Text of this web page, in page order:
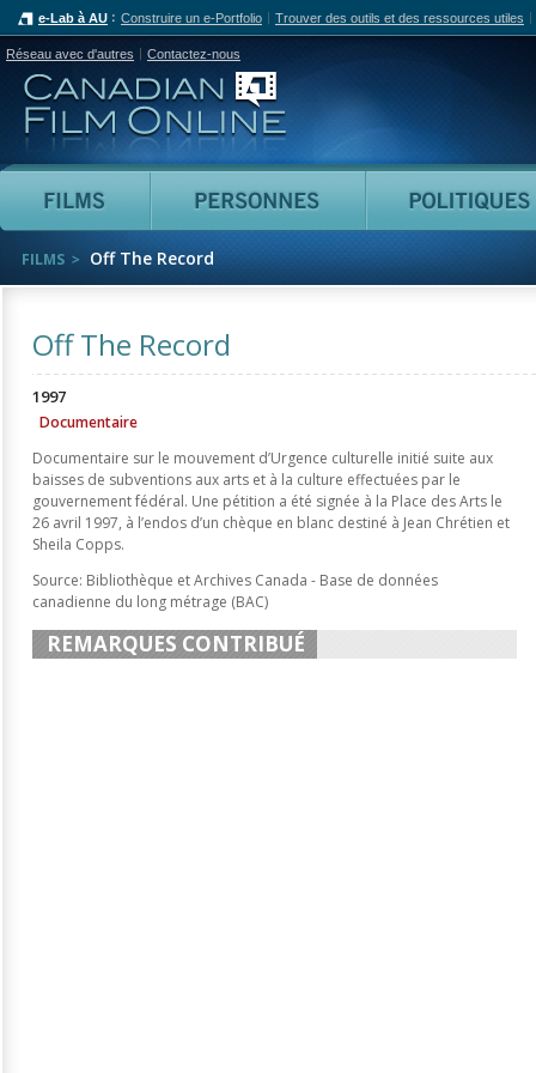
e-Lab à AU Construire un e-Portfolio Trouver des outils et des ressources utiles
Réseau avec d'autres Contactez-nous
Canadian Film Online
Films Personnes
FILMS Off The Record
Off The Record
1997
Documentaire
Documentaire sur le mouvement d’Urgence culturelle initié suite aux
baisses de subventions aux arts et à la culture effectuées par le
gouvernement fédéral. Une pétition a été signée à la Place des Arts le
26 avril 1997, à l’endos d’un chèque en blanc destiné à Jean Chrétien et
Sheila Copps.
Source: Bibliothèque et Archives Canada - Base de données
canadienne du long métrage (BAC)
REMARQUES CONTRIBUÉ